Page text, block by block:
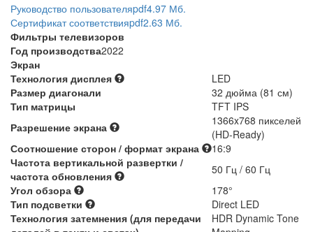
Руководство пользователяpdf4.97 Мб.
Сертификат соответствияpdf2.63 Мб.
Фильтры телевизоров
Год производства2022
Экран
Технология дисплея
LED
Размер диагонали
32 дюйма (81 см)
Тип матрицы
TFT IPS
Разрешение экрана
1366x768 пикселей
(HD-Ready)
Соотношение сторон / формат экрана
16:9
Частота вертикальной развертки /
частота обновления
50 Гц / 60 Гц
Угол обзора
178°
Тип подсветки
Direct LED
Технология затемнения (для передачи
HDR Dynamic Tone